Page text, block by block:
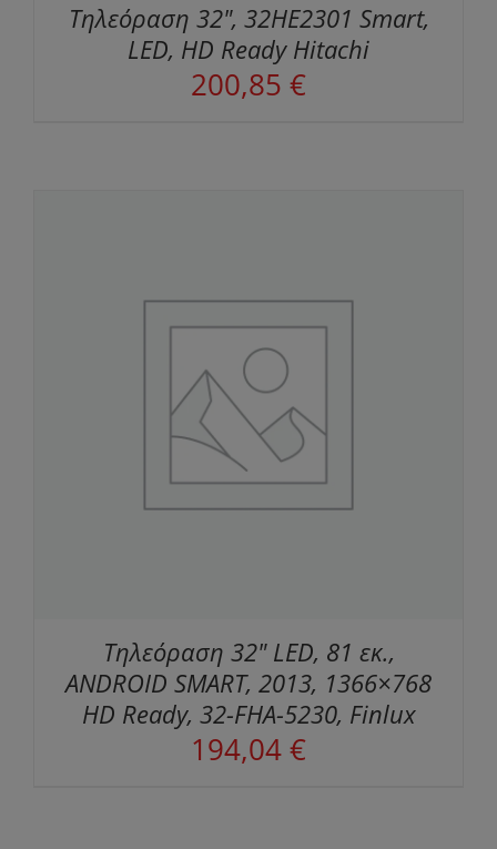
Τηλεόραση 32", 32HE2301 Smart,
LED, HD Ready Hitachi
200,85 €
Τηλεόραση 32" LED, 81 εκ.,
ANDROID SMART, 2013, 1366×768
HD Ready, 32-FHA-5230, Finlux
194,04€